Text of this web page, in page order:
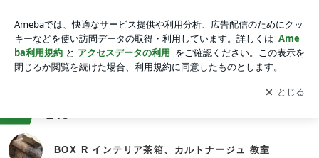
アプリをダウンロードして ブログの更新通知
を受け取りまし
ょう。
開く
148
BOX R インテリア茶箱、カルトナージュ 教室